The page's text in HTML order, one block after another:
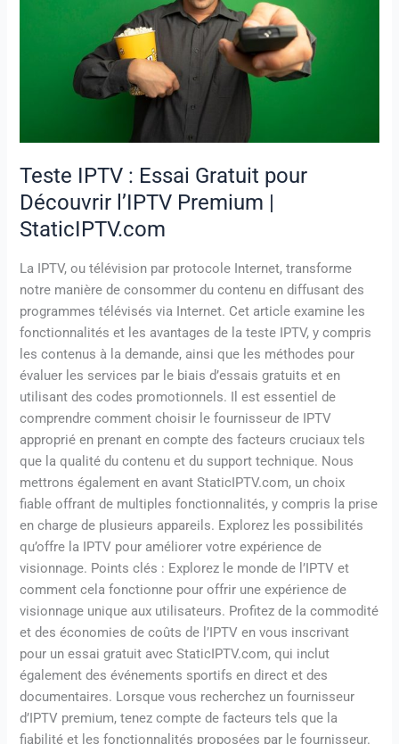
Teste IPTV : Essai Gratuit pour
Découvrir l’IPTV Premium |
StaticIPTV.com
La IPTV, ou télévision par protocole Internet, transforme
notre manière de consommer du contenu en diffusant des
programmes télévisés via Internet. Cet article examine les
fonctionnalités et les avantages de la teste IPTV, y compris
les contenus à la demande, ainsi que les méthodes pour
évaluer les services par le biais d’essais gratuits et en
utilisant des codes promotionnels. Il est essentiel de
comprendre comment choisir le fournisseur de IPTV
approprié en prenant en compte des facteurs cruciaux tels
que la qualité du contenu et du support technique. Nous
mettrons également en avant StaticIPTV.com, un choix
fiable offrant de multiples fonctionnalités, y compris la prise
en charge de plusieurs appareils. Explorez les possibilités
qu’offre la IPTV pour améliorer votre expérience de
visionnage. Points clés : Explorez le monde de l’IPTV et
comment cela fonctionne pour offrir une expérience de
visionnage unique aux utilisateurs. Profitez de la commodité
et des économies de coûts de l’IPTV en vous inscrivant
pour un essai gratuit avec StaticIPTV.com, qui inclut
également des événements sportifs en direct et des
documentaires. Lorsque vous recherchez un fournisseur
d’IPTV premium, tenez compte de facteurs tels que la
fiabilité et les fonctionnalités proposées par le fournisseur.